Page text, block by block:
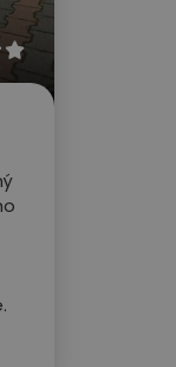
